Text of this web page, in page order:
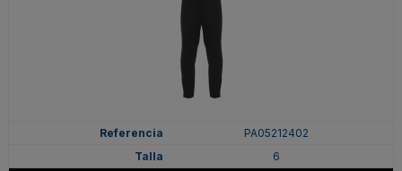
PA05212402
6